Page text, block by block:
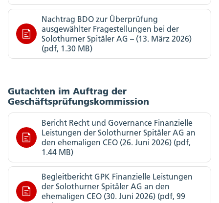
Nachtrag BDO zur Überprüfung
ausgewählter Fragestellungen bei der
Solothurner Spitäler AG – (13. März 2026)
(pdf, 1.30 MB)
Gutachten im Auftrag der
Geschäftsprüfungskommission
Bericht Recht und Governance Finanzielle
Leistungen der Solothurner Spitäler AG an
den ehemaligen CEO (26. Juni 2026) (pdf,
1.44 MB)
Begleitbericht GPK Finanzielle Leistungen
der Solothurner Spitäler AG an den
ehemaligen CEO (30. Juni 2026) (pdf, 99